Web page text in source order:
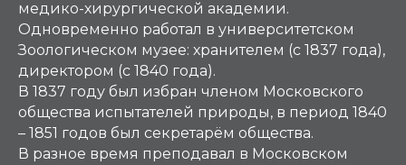
медико-хирургической академии.
Одновременно работал в университетском
Зоологическом музее: хранителем (с 1837 года),
директором (с 1840 года).
В 1837 году был избран членом Московского
общества испытателей природы, в период 1840
– 1851 годов был секретарём общества.
В разное время преподавал в Московском